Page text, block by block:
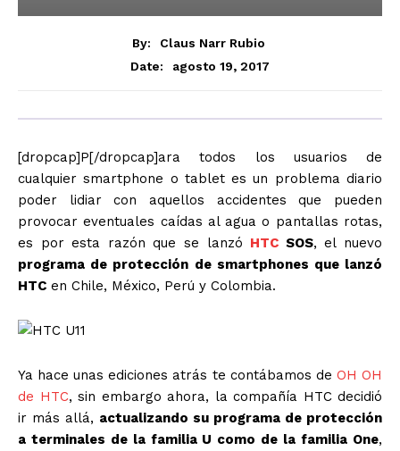
By:
Claus Narr Rubio
Date:
agosto 19, 2017
[dropcap]P[/dropcap]ara todos los usuarios de
cualquier smartphone o tablet es un problema diario
poder lidiar con aquellos accidentes que pueden
provocar eventuales caídas al agua o pantallas rotas,
es por esta razón que se lanzó HTC SOS, el nuevo
programa de protección de smartphones que lanzó
HTC en Chile, México, Perú y Colombia.
Ya hace unas ediciones atrás te contábamos de OH OH
de HTC, sin embargo ahora, la compañía HTC decidió
ir más allá, actualizando su programa de protección
a terminales de la familia U como de la familia One,